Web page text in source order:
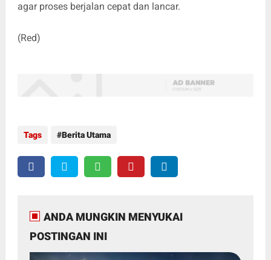
agar proses berjalan cepat dan lancar.
(Red)
Tags Berita Utama
ANDA MUNGKIN MENYUKAI
POSTINGAN INI